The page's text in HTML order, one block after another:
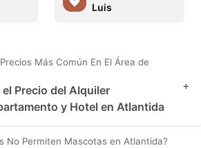
Luis
Más Común En El Área de
Precio del Alquiler
y Hotel en Atlantida
+
No Permiten Mascotas en Atlantida?